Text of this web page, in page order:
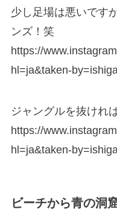
少し足場は悪いです
ンズ！笑
https://
hl=ja&taken-
ジャングルを抜けれ
https://
hl=ja&taken-
ビーチから青の洞